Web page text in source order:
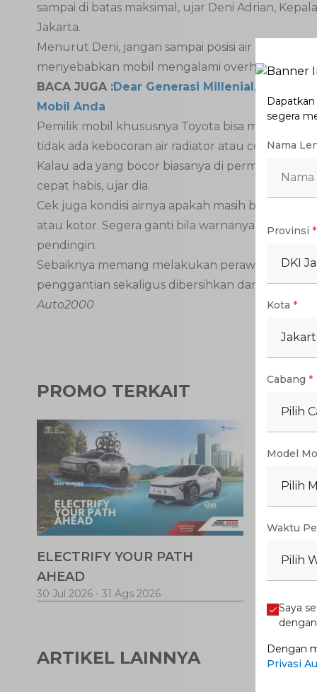
sampai di batas maksimal, ujar Deni Adrian,
Jakarta.
Menurut Deni, jangan sampai posisi air di dalam
menyebabkan mobil mengalami overheat.
BACA JUGA :Dear Generasi Millenial, Aplikasi
Mobil Anda
Pemilik mobil khususnya Toyota bisa mengecek
tidak ada kebocoran air radiator atau coolant.
Kalau ada yang bocor biasanya di permukaan
cepat habis, ujar dia.
Cek juga kondisi airnya apakah masih bening
atau kotor. Segera ganti bila warnanya sudah
pendingin.
Sebaiknya memang melakukan perawatan
penggantian sekaligus dibersihkan dari kerak-
Auto2000
PROMO TERKAIT
ELECTRIFY YOUR PATH
AHEAD
30 Jul 2026 - 31 Ags 2026
Promo
ARTIKEL LAINNYA
segera
Nama
Provinsi *
DKI
Kota *
Cabang *
Pilih
Model
Pilih
Waktu
Pilih
Saya
dengan
Dengan
Privasi